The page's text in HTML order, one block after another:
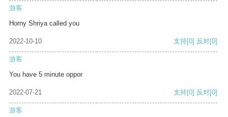
游客
Horny Shriya called you
2022-10-10 支持[0] 反对[0]
游客
You have 5 minute oppor
2022-07-21 支持[0] 反对[0]
游客